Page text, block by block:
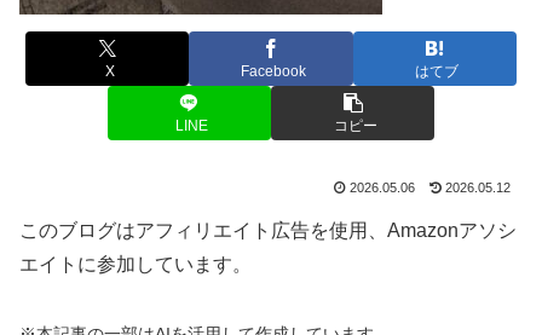
X Facebook はてブ
LINE コピー
2026.05.06 2026.05.12
このブログはアフィリエイト広告を使用、Amazonアソシ
エイトに参加しています。